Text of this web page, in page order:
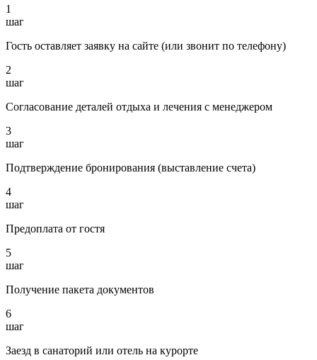
1
шаг
Гость оставляет заявку на сайте (или звонит по телефону)
2
шаг
Согласование деталей отдыха и лечения с менеджером
3
шаг
Подтверждение бронирования (выставление счета)
4
шаг
Предоплата от гостя
5
шаг
Получение пакета документов
6
шаг
Заезд в санаторий или отель на курорте